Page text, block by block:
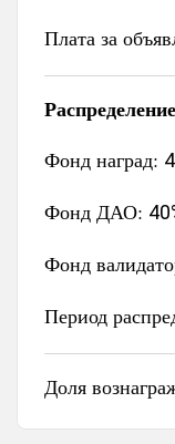
Плата за
Фонд наград:
Фонд ДАО:
Фонд
Период
Доля